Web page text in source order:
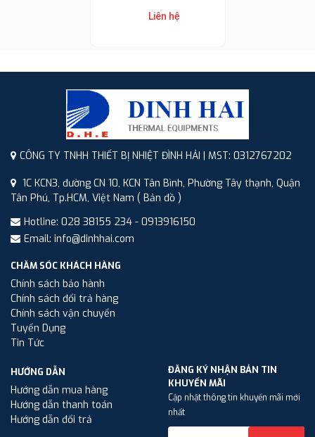
Liên hệ
CÔNG TY TNHH THIẾT BỊ NHIỆT ĐÌNH HẢI | MST: 0312767202
1C KCN3, đường CN 10, KCN Tân Bình, Phường Tây thạnh, Quận
Tân Phú, Tp.HCM, Việt Nam ( Bản đồ )
Hotline: 028 38155 234 - 0913916150
Email: info@dinhhai.com
CHĂM SÓC KHÁCH HÀNG
Chính sách bảo hành
Chính sách đổi trả hàng
Chính sách vận chuyển
Tuyển Dụng
Tin Tức
HƯỚNG DẪN
Hướng dẫn mua hàng
Hướng dẫn thanh toán
Hướng dẫn đổi trả
ĐĂNG KÝ NHẬN BẢN TIN
KHUYẾN MÃI
Cập nhật thông tin khuyến mãi mới
nhất